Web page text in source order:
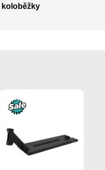
koloběžky